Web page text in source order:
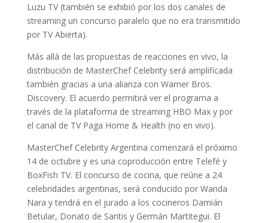
Luzu TV (también se exhibió por los dos canales de
streaming un concurso paralelo que no era transmitido
por TV Abierta).
Más allá de las propuestas de reacciones en vivo, la
distribución de MasterChef Celebrity será amplificada
también gracias a una alianza con Warner Bros.
Discovery. El acuerdo permitirá ver el programa a
través de la plataforma de streaming HBO Max y por
el canal de TV Paga Home & Health (no en vivo).
MasterChef Celebrity Argentina comenzará el próximo
14 de octubre y es una coproducción entre Telefé y
BoxFish TV. El concurso de cocina, que reúne a 24
celebridades argentinas, será conducido por Wanda
Nara y tendrá en el jurado a los cocineros Damián
Betular, Donato de Santis y Germán Martitegui. El